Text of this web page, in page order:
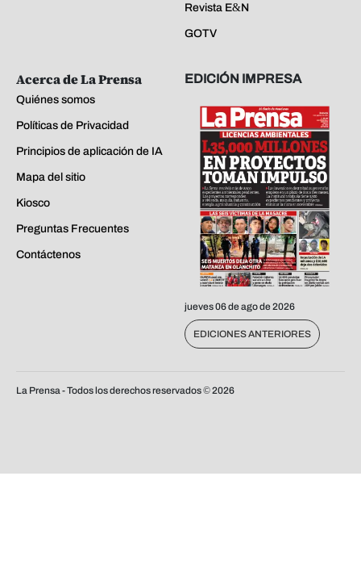
Revista E&N
GOTV
Acerca de La Prensa
Quiénes somos
Políticas de Privacidad
Principios de aplicación de IA
Mapa del sitio
Kiosco
Preguntas Frecuentes
Contáctenos
EDICIÓN IMPRESA
jueves 06 de ago de 2026
EDICIONES ANTERIORES
La Prensa - Todos los derechos reservados ©2026